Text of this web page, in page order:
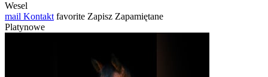
Wesel
mail Kontakt favorite Zapisz Zapamiętane
Platynowe